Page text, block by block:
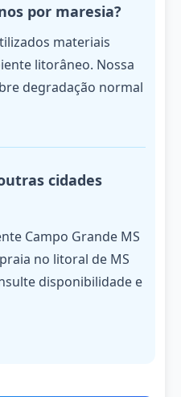
por maresia?
materiais
litorâneo. Nossa
degradação normal
cidades
Campo Grande MS
no litoral de MS
disponibilidade e